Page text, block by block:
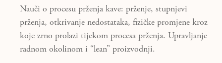
Nauči o procesu prženja kave: prženje, stupnjevi
prženja, otkrivanje nedostataka, fizičke promjene kroz
koje zrno prolazi tijekom procesa prženja. Upravljanje
radnom okolinom i “lean” proizvodnji.